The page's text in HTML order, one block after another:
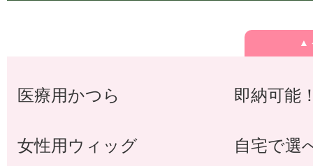
▲
医療用かつら
女性用ウィッグ
即納可能
自宅で選